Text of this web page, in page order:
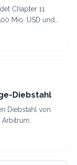
Chapter 11
Mio. USD und
für.
Diebstahl
Diebstahl von